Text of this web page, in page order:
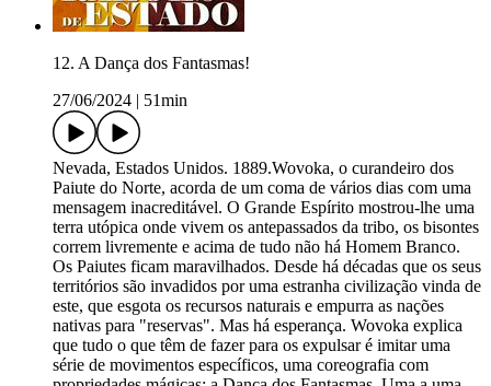
12. A Dança dos Fantasmas!
27/06/2024
51min
Nevada, Estados Unidos. 1889.Wovoka, o curandeiro dos
Paiute do Norte, acorda de um coma de vários dias com uma
mensagem inacreditável. O Grande Espírito mostrou-lhe uma
terra utópica onde vivem os antepassados da tribo, os bisontes
correm livremente e acima de tudo não há Homem Branco.
Os Paiutes ficam maravilhados. Desde há décadas que os seus
territórios são invadidos por uma estranha civilização vinda de
este, que esgota os recursos naturais e empurra as nações
nativas para "reservas". Mas há esperança. Wovoka explica
que tudo o que têm de fazer para os expulsar é imitar uma
série de movimentos específicos, uma coreografia com